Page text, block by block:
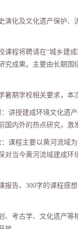
演化及文化遗产保护、
课程将聘请在“城乡建
究成果。主要由长期围
暑期学校相关要求，本
：讲授建成环境文化遗
国内外的热点研究，激
：课程主要以黄河流域
对当今黄河流域建成环
报告、 300字的课程感想
、考古学、文化遗产等